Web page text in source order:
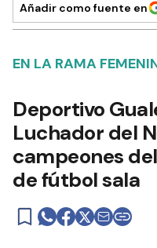
Añadir como fuente en
EN LA RAMA
Deportivo
Luchador del
campeones
de fútbol sala